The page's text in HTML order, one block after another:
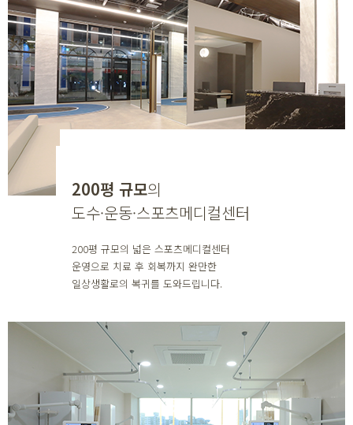
200평 규모의
도수·운동·스포츠메디컬센터
200평 규모의 넓은 스포츠메디컬센터
운영으로 치료 후 회복까지 완만한
일상생활로의 복귀를 도와드립니다.